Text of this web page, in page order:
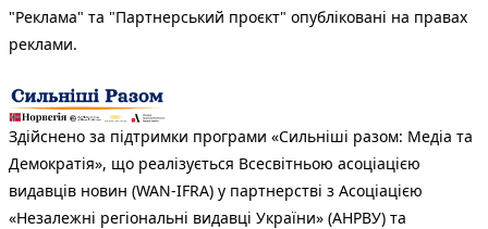
"Реклама" та "Партнерський проєкт" опубліковані на правах
реклами.
Здійснено за підтримки програми «Сильніші разом: Медіа та
Демократія», що реалізується Всесвітньою асоціацією
видавців новин (WAN-IFRA) у партнерстві з Асоціацією
«Незалежні регіональні видавці України» (АНРВУ) та